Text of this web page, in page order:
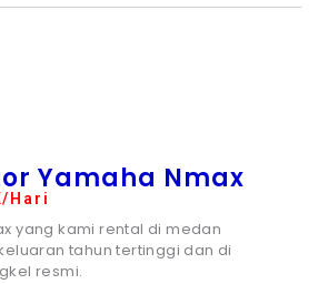
Yamaha Nmax
Hari
yang kami rental di medan
tahun tertinggi dan di
resmi.